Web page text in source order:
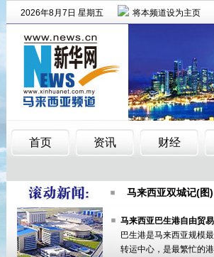
大马副首相：行动
马来西亚双城记(图)
大马槟州福建会馆
马来西亚双城记(图)
大马槟州福建会馆
马来西亚巴生港自由贸
巴生港是马来西亚规模
转运中心，是最繁忙的港